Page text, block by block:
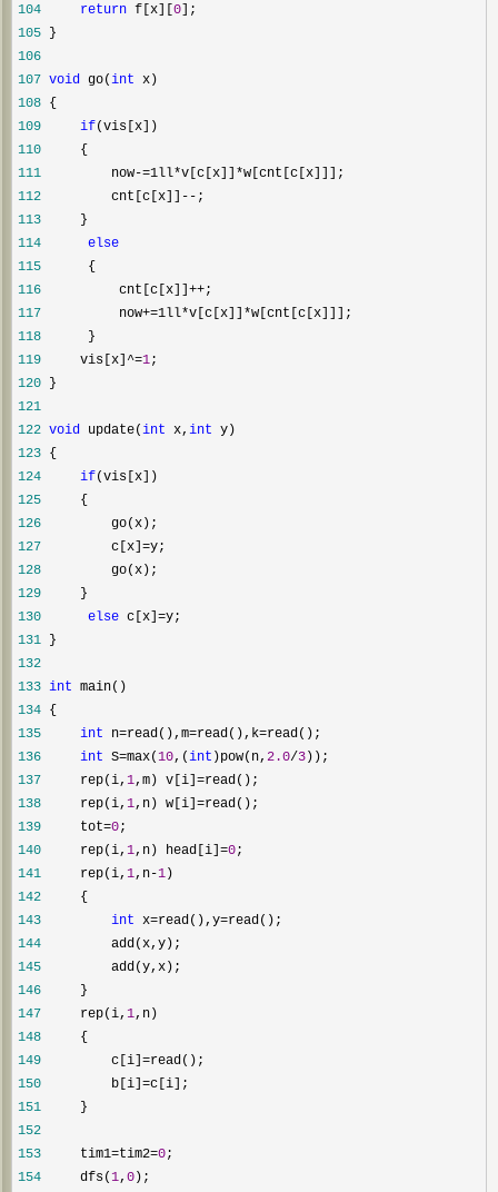
104 return f[x][0
105
106
107 void go(int
108
109
if
110
111
         now-=1ll*v[c[x]]*
112
         cnt[c[x]]--
113
114
else
115
116
          cnt[c[x]]++
117
          now+=1ll*v[c[x]]*
118
119
     vis[x]^=
1
120
121
122 void update(int x, int
123
124
if
125
126
127
         c[x]=
128
129
130
else c[x]=
131
132
133 int
134
135
int n=read(),m=read(),k=
136
int S=max(10,(int )pow(n, 2.0/3
137
     rep(i,
1,m) v[i]=
138
     rep(i,
1,n) w[i]=
139
     tot=
0
140
     rep(i,
1,n) head[i]=0
141
     rep(i,
1,n-1
142
143
int x=read(),y=
144
145
146
147
     rep(i,
1
148
149
         c[i]=
150
         b[i]=
151
152
153
     tim1=tim2=
0
154
     dfs(
1, 0